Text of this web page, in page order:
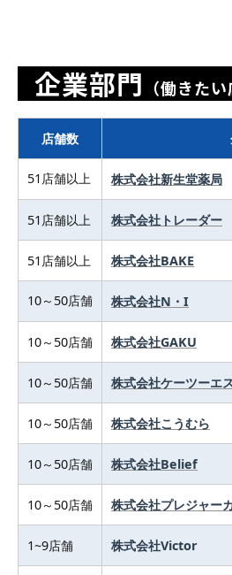
企業部門 （働きた
店舗数
51店舗以上 株式会社新生堂薬局
51店舗以上 株式会社トレーダー
51店舗以上 株式会社BAKE
10～50店舗 株式会社N・I
10～50店舗 株式会社GAKU
10～50店舗 株式会社ケーツーエ
10～50店舗 株式会社こうむら
10～50店舗 株式会社Belief
10～50店舗 株式会社プレジャー
1~9店舗 株式会社Victor